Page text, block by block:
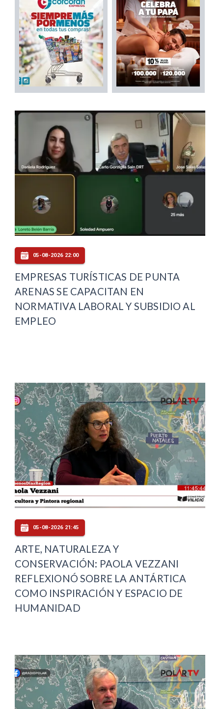
05-08-2026 22:00
EMPRESAS TURÍSTICAS DE PUNTA
ARENAS SE CAPACITAN EN
NORMATIVA LABORAL Y SUBSIDIO AL
EMPLEO
05-08-2026 21:45
ARTE, NATURALEZA Y
CONSERVACIÓN: PAOLA VEZZANI
REFLEXIONÓ SOBRE LA ANTÁRTICA
COMO INSPIRACIÓN Y ESPACIO DE
HUMANIDAD